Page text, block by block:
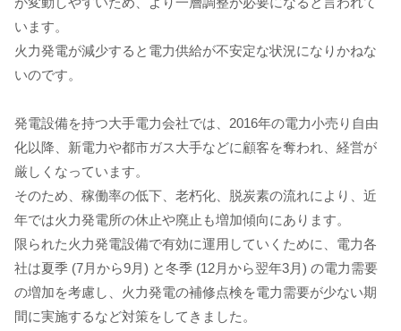
います。
火力発電が減少すると電力供給が不安定な状況になりかねな
いのです。
発電設備を持つ大手電力会社では、2016年の電力小売り自由
化以降、新電力や都市ガス大手などに顧客を奪われ、経営が
厳しくなっています。
そのため、稼働率の低下、老朽化、脱炭素の流れにより、近
年では火力発電所の休止や廃止も増加傾向にあります。
限られた火力発電設備で有効に運用していくために、電力各
社は夏季 (7月から9月) と冬季 (12月から翌年3月) の電力需要
の増加を考慮し、火力発電の補修点検を電力需要が少ない期
間に実施するなど対策をしてきました。